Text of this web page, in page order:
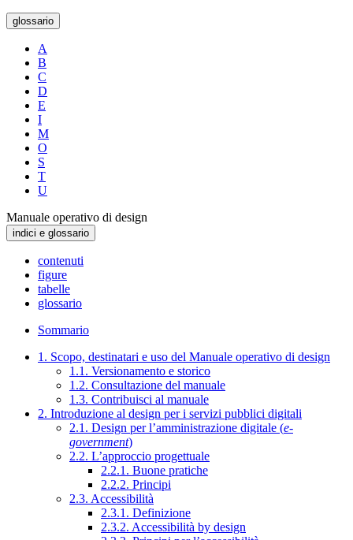
glossario
A
B
C
D
E
I
M
O
S
T
U
Manuale operativo di design
indici e glossario
contenuti
figure
tabelle
glossario
Sommario
1. Scopo, destinatari e uso del Manuale operativo di design
1.1. Versionamento e storico
1.2. Consultazione del manuale
1.3. Contribuisci al manuale
2. Introduzione al design per i servizi pubblici digitali
2.1. Design per l’amministrazione digitale (e-
government)
2.2. L’approccio progettuale
2.2.1. Buone pratiche
2.2.2. Principi
2.3. Accessibilità
2.3.1. Definizione
2.3.2. Accessibilità by design